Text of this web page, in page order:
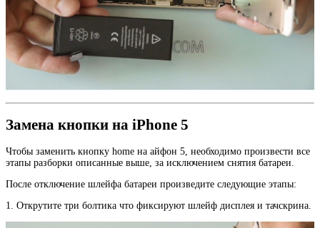
Замена кнопки на iPhone 5
Чтобы заменить кнопку home на айфон 5, необходимо произвести все
этапы разборки описанные выше, за исключением снятия батареи.
После отключение шлейфа батареи произведите следующие этапы:
1. Открутите три болтика что фиксируют шлейф дисплея и тачскрина.